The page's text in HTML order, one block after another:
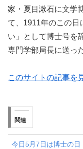
家・夏目漱石に文学
て、1911年のこの日
い」として博士号を
専門学部局長に送っ
このサイトの記事を
関連
今日5月7日は博士の日